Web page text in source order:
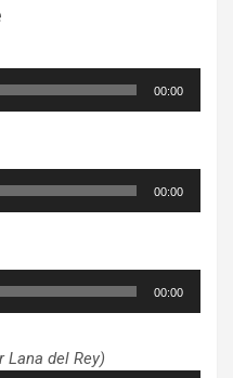
00:00
00:00
00:00
Lana del Rey)